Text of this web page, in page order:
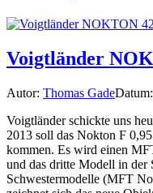
Voigtländer
Autor: Thomas GadeDatum:
Voigtländer schickte uns
2013 soll das Nokton F
kommen. Es wird einen
und das dritte Modell in der
Schwestermodelle (MFT